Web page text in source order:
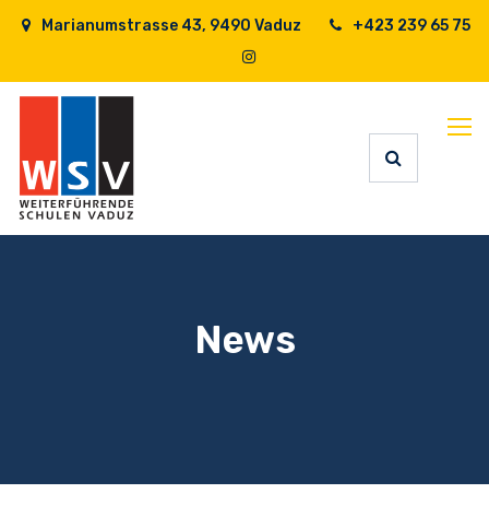
Marianumstrasse 43, 9490 Vaduz +423 239 65 75
News